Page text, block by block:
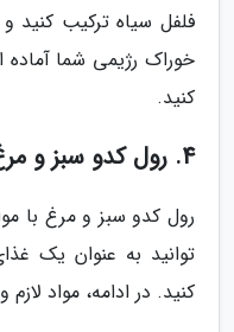
فلفل سیاه ترکیب کنید
خوراک رژیمی شما
کنید.
4. رول کدو سبز و مرغ
رول کدو سبز و مرغ با
توانید به عنوان یک
کنید. در ادامه، مواد